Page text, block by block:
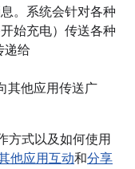
。系统会针对各种
始充电）传送各种
递给
其他应用传送广
方式以及如何使用
他应用互动和分享